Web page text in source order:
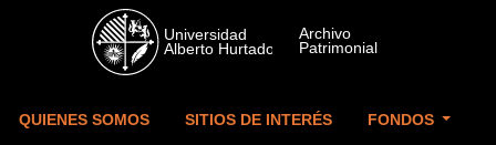
Skip to main content
QUIENES SOMOS SITIOS DE INTERÉS FONDOS